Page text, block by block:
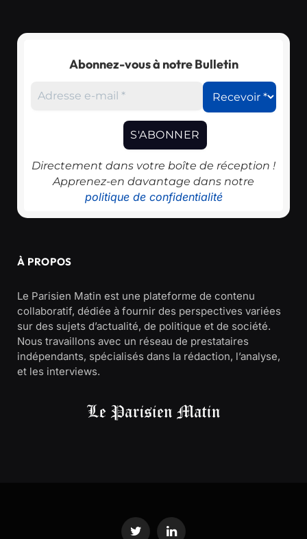
Abonnez-vous à notre Bulletin
Directement dans votre boîte de réception !
Apprenez-en davantage dans notre
politique de confidentialité
À PROPOS
Le Parisien Matin est une plateforme de contenu
collaboratif, dédiée à fournir des perspectives variées
sur des sujets d’actualité, de politique et de société.
Nous travaillons avec un réseau de prestataires
indépendants, spécialisés dans la rédaction, l’analyse,
et les interviews.
Twitter LinkedIn